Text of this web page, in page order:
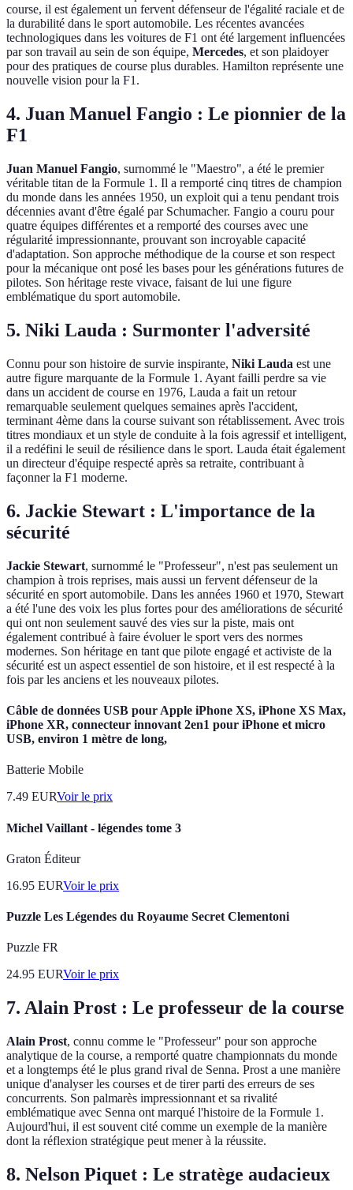
course, il est également un fervent défenseur de l'égalité raciale et de
la durabilité dans le sport automobile. Les récentes avancées
technologiques dans les voitures de F1 ont été largement influencées
par son travail au sein de son équipe, Mercedes, et son plaidoyer
pour des pratiques de course plus durables. Hamilton représente une
nouvelle vision pour la F1.
4. Juan Manuel Fangio : Le pionnier de la
F1
Juan Manuel Fangio, surnommé le "Maestro", a été le premier
véritable titan de la Formule 1. Il a remporté cinq titres de champion
du monde dans les années 1950, un exploit qui a tenu pendant trois
décennies avant d'être égalé par Schumacher. Fangio a couru pour
quatre équipes différentes et a remporté des courses avec une
régularité impressionnante, prouvant son incroyable capacité
d'adaptation. Son approche méthodique de la course et son respect
pour la mécanique ont posé les bases pour les générations futures de
pilotes. Son héritage reste vivace, faisant de lui une figure
emblématique du sport automobile.
5. Niki Lauda : Surmonter l'adversité
Connu pour son histoire de survie inspirante, Niki Lauda est une
autre figure marquante de la Formule 1. Ayant failli perdre sa vie
dans un accident de course en 1976, Lauda a fait un retour
remarquable seulement quelques semaines après l'accident,
terminant 4ème dans la course suivant son rétablissement. Avec trois
titres mondiaux et un style de conduite à la fois agressif et intelligent,
il a redéfini le seuil de résilience dans le sport. Lauda était également
un directeur d'équipe respecté après sa retraite, contribuant à
façonner la F1 moderne.
6. Jackie Stewart : L'importance de la
sécurité
Jackie Stewart, surnommé le "Professeur", n'est pas seulement un
champion à trois reprises, mais aussi un fervent défenseur de la
sécurité en sport automobile. Dans les années 1960 et 1970, Stewart
a été l'une des voix les plus fortes pour des améliorations de sécurité
qui ont non seulement sauvé des vies sur la piste, mais ont
également contribué à faire évoluer le sport vers des normes
modernes. Son héritage en tant que pilote engagé et activiste de la
sécurité est un aspect essentiel de son histoire, et il est respecté à la
fois par les anciens et les nouveaux pilotes.
Câble de données USB pour Apple iPhone XS, iPhone XS Max,
iPhone XR, connecteur innovant 2en1 pour iPhone et micro
USB, environ 1 mètre de long,
Batterie Mobile
7.49 EURVoir le prix
Michel Vaillant - légendes tome 3
Graton Éditeur
16.95 EURVoir le prix
Puzzle Les Légendes du Royaume Secret Clementoni
Puzzle FR
24.95 EURVoir le prix
7. Alain Prost : Le professeur de la course
Alain Prost, connu comme le "Professeur" pour son approche
analytique de la course, a remporté quatre championnats du monde
et a longtemps été le plus grand rival de Senna. Prost a une manière
unique d'analyser les courses et de tirer parti des erreurs de ses
concurrents. Son palmarès impressionnant et sa rivalité
emblématique avec Senna ont marqué l'histoire de la Formule 1.
Aujourd'hui, il est souvent cité comme un exemple de la manière
dont la réflexion stratégique peut mener à la réussite.
8. Nelson Piquet : Le stratège audacieux